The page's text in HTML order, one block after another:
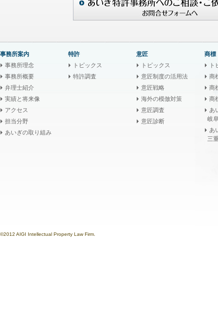
事務所案内
事務所理念
事務所概要
弁理士紹介
実績と将来像
アクセス
担当分野
あいぎの取り組み
特許
トピックス
特許調査
意匠
トピックス
意匠制度の活用法
意匠戦略
海外の模倣対策
意匠調査
意匠診断
商標
ト
商
商
商
あ
岐
あ
三
©2012 AIGI Intellectual Property Law Firm.